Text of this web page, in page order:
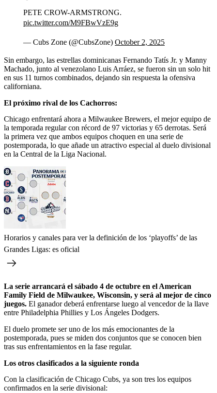
PETE CROW-ARMSTRONG.
pic.twitter.com/M9FBwVzE9g
— Cubs Zone (@CubsZone) October 2, 2025
Sin embargo, las estrellas dominicanas Fernando Tatís Jr. y Manny
Machado, junto al venezolano Luis Arráez, se fueron sin un solo hit
en sus 11 turnos combinados, dejando sin respuesta la ofensiva
californiana.
El próximo rival de los Cachorros:
Chicago enfrentará ahora a Milwaukee Brewers, el mejor equipo de
la temporada regular con récord de 97 victorias y 65 derrotas. Será
la primera vez que ambos equipos choquen en una serie de
postemporada, lo que añade un atractivo especial al duelo divisional
en la Central de la Liga Nacional.
Horarios y canales para ver la definición de los ‘playoffs’ de las
Grandes Ligas: es oficial
La serie arrancará el sábado 4 de octubre en el American
Family Field de Milwaukee, Wisconsin, y será al mejor de cinco
juegos. El ganador deberá enfrentarse luego al vencedor de la llave
entre Philadelphia Phillies y Los Ángeles Dodgers.
El duelo promete ser uno de los más emocionantes de la
postemporada, pues se miden dos conjuntos que se conocen bien
tras sus enfrentamientos en la fase regular.
Los otros clasificados a la siguiente ronda
Con la clasificación de Chicago Cubs, ya son tres los equipos
confirmados en la serie divisional: